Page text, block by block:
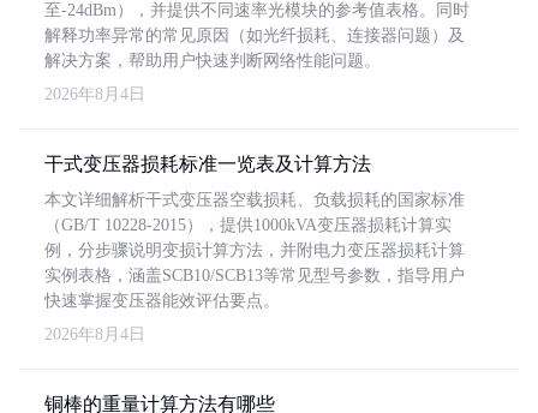
至-24dBm），并提供不同速率光模块的参考值表格。同时
解释功率异常的常见原因（如光纤损耗、连接器问题）及
解决方案，帮助用户快速判断网络性能问题。
2026年8月4日
干式变压器损耗标准一览表及计算方法
本文详细解析干式变压器空载损耗、负载损耗的国家标准
（GB/T 10228-2015），提供1000kVA变压器损耗计算实
例，分步骤说明变损计算方法，并附电力变压器损耗计算
实例表格，涵盖SCB10/SCB13等常见型号参数，指导用户
快速掌握变压器能效评估要点。
2026年8月4日
铜棒的重量计算方法有哪些